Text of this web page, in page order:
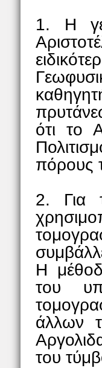
1. Η
ότι το
πόρους
2. Για
Η
του
άλλων
του